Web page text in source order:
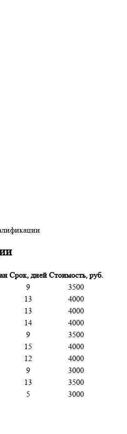
Срок, дней Стоимость, руб.
9
3500
13
4000
13
4000
14
4000
9
3500
15
4000
12
4000
9
3000
13
3500
5 3000